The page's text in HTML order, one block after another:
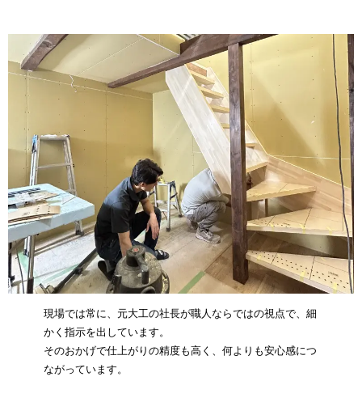
現場では常に、元大工の社長が職人ならではの視点で、細
かく指示を出しています。
そのおかげで仕上がりの精度も高く、何よりも安心感につ
ながっています。